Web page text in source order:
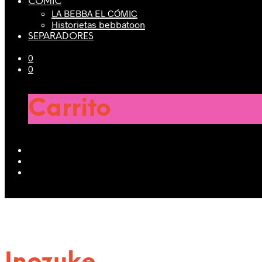
LA BEBBA EL CÓMIC
Historietas bebbatoon
SEPARADORES
0
0
Carrito